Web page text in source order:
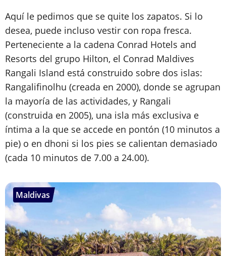
Aquí le pedimos que se quite los zapatos. Si lo
desea, puede incluso vestir con ropa fresca.
Perteneciente a la cadena Conrad Hotels and
Resorts del grupo Hilton, el Conrad Maldives
Rangali Island está construido sobre dos islas:
Rangalifinolhu (creada en 2000), donde se agrupan
la mayoría de las actividades, y Rangali
(construida en 2005), una isla más exclusiva e
íntima a la que se accede en pontón (10 minutos a
pie) o en dhoni si los pies se calientan demasiado
(cada 10 minutos de 7.00 a 24.00).
Maldivas